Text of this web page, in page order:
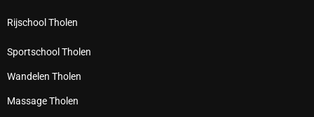
Rijschool Tholen
Sportschool Tholen
Wandelen Tholen
Massage Tholen